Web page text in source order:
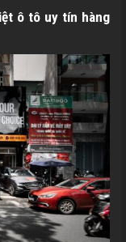
ô tô uy tín hàng